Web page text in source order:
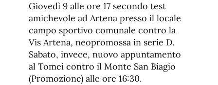
Giovedì 9 alle ore 17 secondo test
amichevole ad Artena presso il locale
campo sportivo comunale contro la
Vis Artena, neopromossa in serie D.
Sabato, invece, nuovo appuntamento
al Tomei contro il Monte San Biagio
(Promozione) alle ore 16:30.